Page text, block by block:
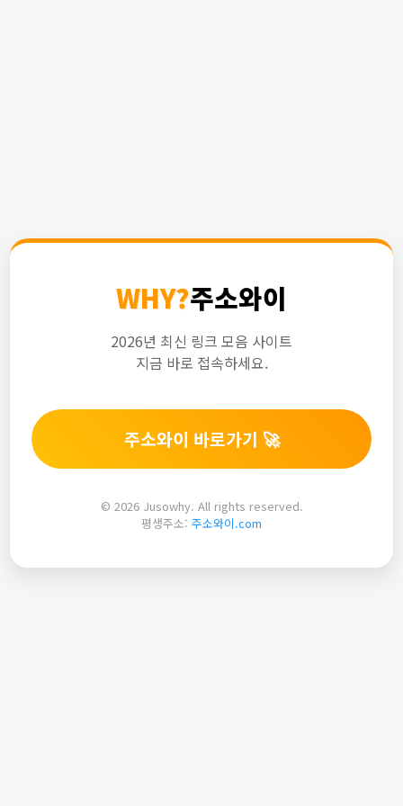
WHY?주소와이
2026년 최신 링크 모음 사이트
지금 바로 접속하세요.
주소와이 바로가기 🚀
© 2026 Jusowhy. All rights reserved.
평생주소: 주소와이.com